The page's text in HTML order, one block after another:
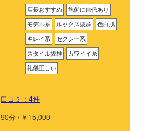
店長おすすめ
施術に自信あり
モデル系
ルックス抜群
色白肌
キレイ系
セクシー系
スタイル抜群
カワイイ系
礼儀正しい
口コミ：4件
90分 / ￥15,000